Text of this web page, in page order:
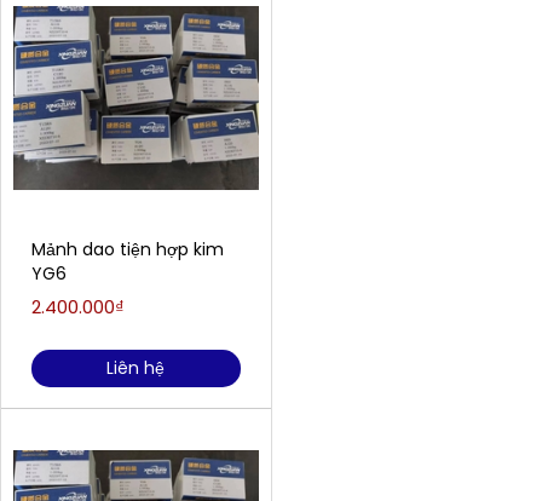
Mảnh dao tiện hợp kim
YG6
2.400.000₫
Liên hệ